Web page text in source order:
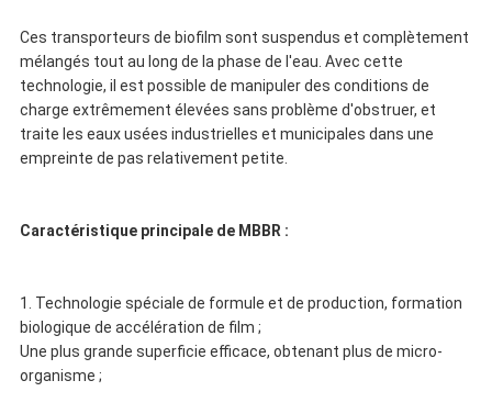
Ces transporteurs de biofilm sont suspendus et complètement
mélangés tout au long de la phase de l'eau. Avec cette
technologie, il est possible de manipuler des conditions de
charge extrêmement élevées sans problème d'obstruer, et
traite les eaux usées industrielles et municipales dans une
empreinte de pas relativement petite.
Caractéristique principale de MBBR :
1. Technologie spéciale de formule et de production, formation
biologique de accélération de film ;
Une plus grande superficie efficace, obtenant plus de micro-
organisme ;